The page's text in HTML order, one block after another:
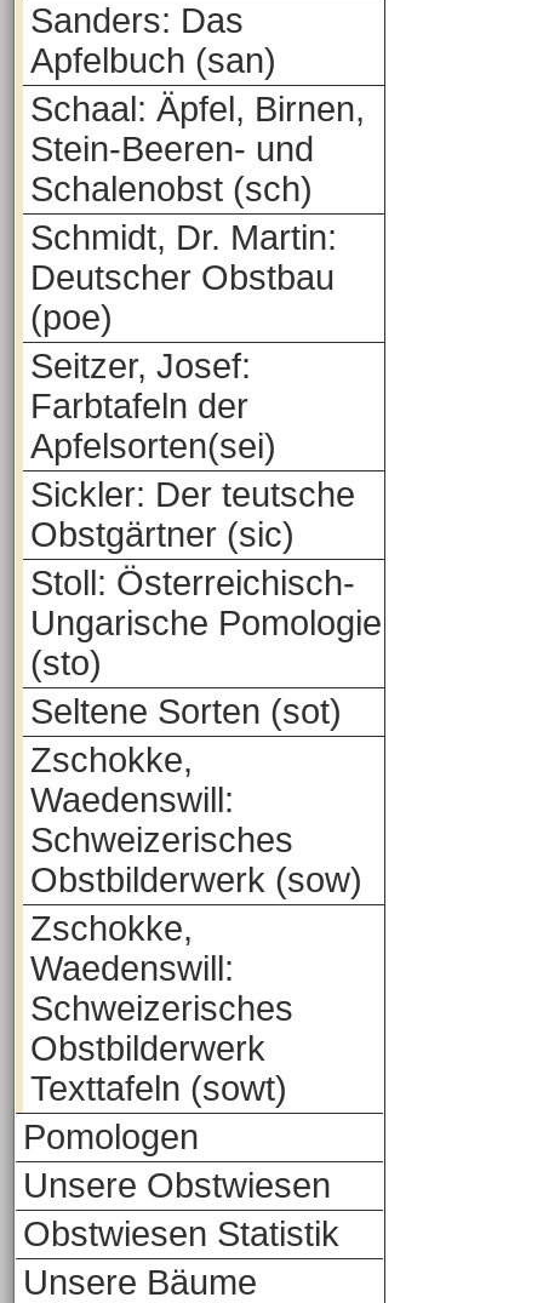
Sanders: Das
Apfelbuch (san)
Schaal: Äpfel, Birnen,
Stein-Beeren- und
Schalenobst (sch)
Schmidt, Dr. Martin:
Deutscher Obstbau
(poe)
Seitzer, Josef:
Farbtafeln der
Apfelsorten(sei)
Sickler: Der teutsche
Obstgärtner (sic)
Stoll: Österreichisch-
Ungarische Pomologie
(sto)
Seltene Sorten (sot)
Zschokke,
Waedenswill:
Schweizerisches
Obstbilderwerk (sow)
Zschokke,
Waedenswill:
Schweizerisches
Obstbilderwerk
Texttafeln (sowt)
Pomologen
Unsere Obstwiesen
Obstwiesen Statistik
Unsere Bäume